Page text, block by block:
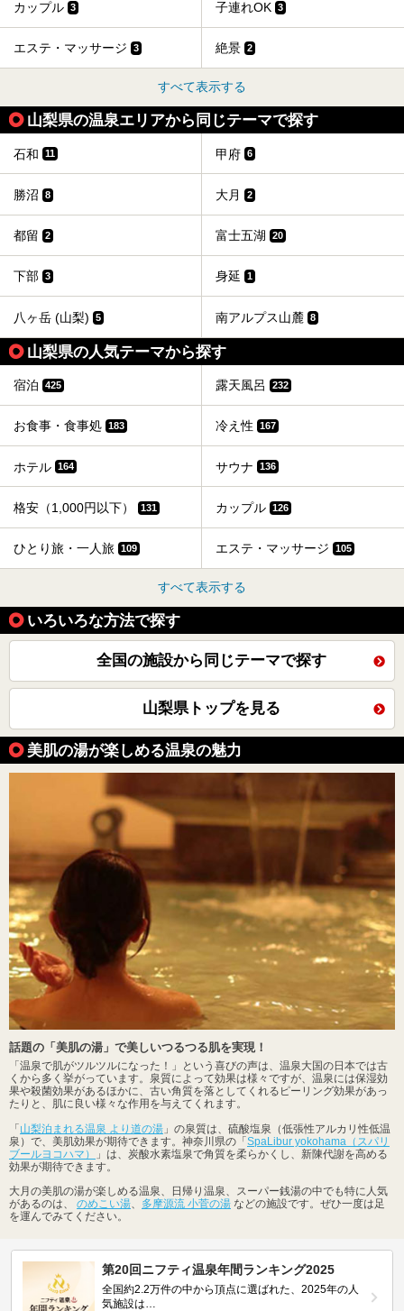
カップル 3 子連れOK 3
エステ・マッサージ 3 絶景 2
すべて表示する
山梨県の温泉エリアから同じテーマで探す
石和 11 甲府 6
勝沼 8 大月 2
都留 2 富士五湖 20
下部 3 身延 1
八ヶ岳 (山梨) 5 南アルプス山麓 8
山梨県の人気テーマから探す
宿泊 425 露天風呂 232
お食事・食事処 183 冷え性 167
ホテル 164 サウナ 136
格安（1,000円以下） 131 カップル 126
ひとり旅・一人旅 109 エステ・マッサージ 105
すべて表示する
いろいろな方法で探す
全国の施設から同じテーマで探す
山梨県トップを見る
美肌の湯が楽しめる温泉の魅力
話題の「美肌の湯」で美しいつるつる肌を実現！
「温泉で肌がツルツルになった！」という喜びの声は、温泉大国の日本では古
くから多く挙がっています。泉質によって効果は様々ですが、温泉には保湿効
果や殺菌効果があるほかに、古い角質を落としてくれるピーリング効果があっ
たりと、肌に良い様々な作用を与えてくれます。
「 山梨泊まれる温泉 より道の湯 」の泉質は、硫酸塩泉（低張性アルカリ性低温
泉）で、美肌効果が期待できます。神奈川県の「 SpaLibur yokohama（スパリ
ブールヨコハマ）
」は、炭酸水素塩泉で角質を柔らかくし、新陳代謝を高める
効果が期待できます。
大月の美肌の湯が楽しめる温泉、日帰り温泉、スーパー銭湯の中でも特に人気
があるのは、 のめこい湯、 多摩源流 小菅の湯 などの施設です。ぜひ一度は足
を運んでみてください。
第20回ニフティ温泉年間ランキング2025
全国約2.2万件の中から頂点に選ばれた、2025年の人
気施設は…